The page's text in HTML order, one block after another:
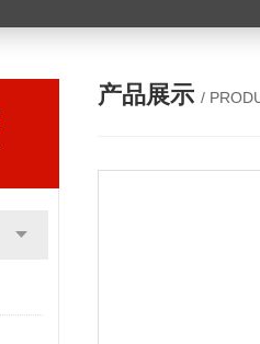
产品展示 /